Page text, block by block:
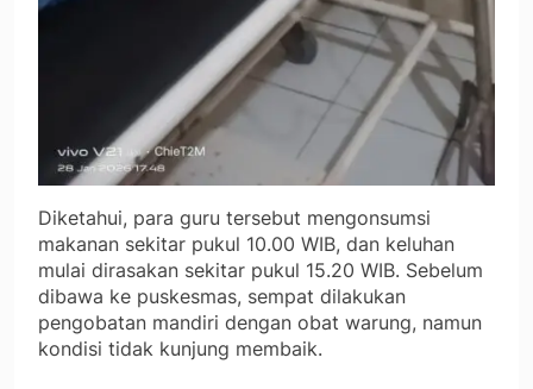
Diketahui, para guru tersebut mengonsumsi
makanan sekitar pukul 10.00 WIB, dan keluhan
mulai dirasakan sekitar pukul 15.20 WIB. Sebelum
dibawa ke puskesmas, sempat dilakukan
pengobatan mandiri dengan obat warung, namun
kondisi tidak kunjung membaik.